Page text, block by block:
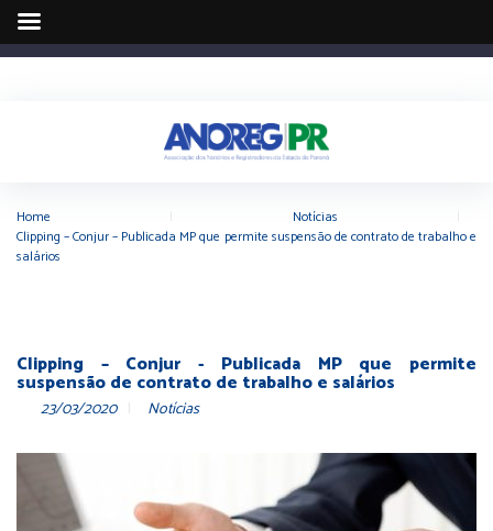
Home Notícias
Clipping – Conjur – Publicada MP que permite suspensão de contrato de trabalho e
salários
Clipping – Conjur - Publicada MP que permite
suspensão de contrato de trabalho e salários
23/03/2020 Notícias